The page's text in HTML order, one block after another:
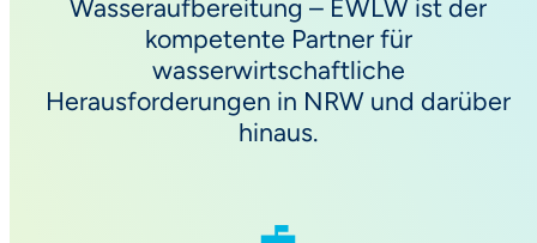
Wasseraufbereitung – EWLW ist der
kompetente Partner für
wasserwirtschaftliche
Herausforderungen in NRW und darüber
hinaus.